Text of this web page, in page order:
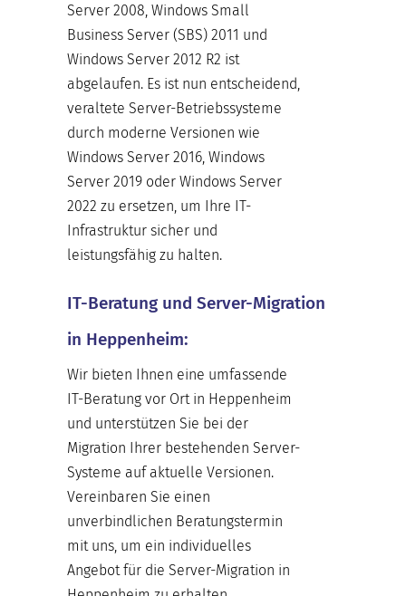
Server 2008, Windows Small
Business Server (SBS) 2011 und
Windows Server 2012 R2 ist
abgelaufen. Es ist nun entscheidend,
veraltete Server-Betriebssysteme
durch moderne Versionen wie
Windows Server 2016, Windows
Server 2019 oder Windows Server
2022 zu ersetzen, um Ihre IT-
Infrastruktur sicher und
leistungsfähig zu halten.
IT-Beratung und Server-Migration
in Heppenheim:
Wir bieten Ihnen eine umfassende
IT-Beratung vor Ort in Heppenheim
und unterstützen Sie bei der
Migration Ihrer bestehenden Server-
Systeme auf aktuelle Versionen.
Vereinbaren Sie einen
unverbindlichen Beratungstermin
mit uns, um ein individuelles
Angebot für die Server-Migration in